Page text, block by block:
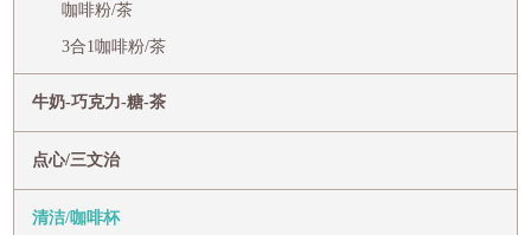
咖啡粉/茶
3合1咖啡粉/茶
牛奶-巧克力-糖-茶
点心/三文治
清洁/咖啡杯